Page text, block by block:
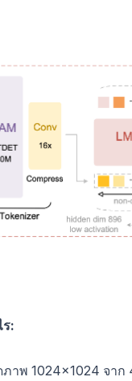
:
พ 1024×1024 จาก